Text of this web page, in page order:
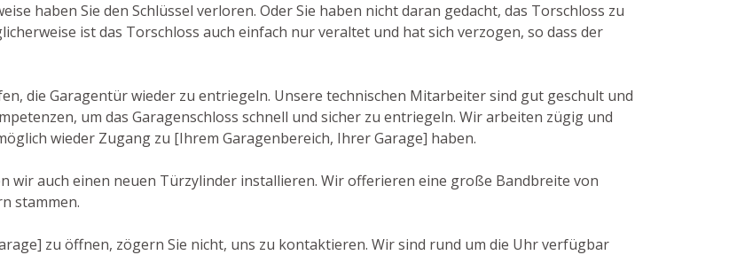
haben Sie den Schlüssel verloren. Oder Sie haben nicht daran gedacht, das Torschloss zu
ist das Torschloss auch einfach nur veraltet und hat sich verzogen, so dass der
die Garagentür wieder zu entriegeln. Unsere technischen Mitarbeiter sind gut geschult und
um das Garagenschloss schnell und sicher zu entriegeln. Wir arbeiten zügig und
wieder Zugang zu [Ihrem Garagenbereich, Ihrer Garage] haben.
wir auch einen neuen Türzylinder installieren. Wir offerieren eine große Bandbreite von
stammen.
zu öffnen, zögern Sie nicht, uns zu kontaktieren. Wir sind rund um die Uhr verfügbar